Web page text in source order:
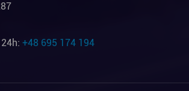
+48 695 174 194